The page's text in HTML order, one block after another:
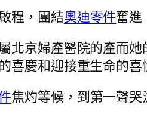
程，團結奧迪零件奮進
北京婦產醫院的產而
喜慶和迎接重生命的
焦灼等候，到第一聲